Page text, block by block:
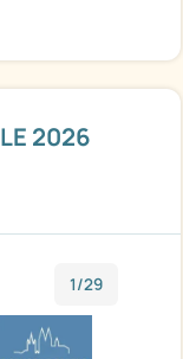
2026
1/29